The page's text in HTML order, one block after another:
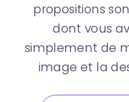
propositions
dont vous
simplement de
image et la